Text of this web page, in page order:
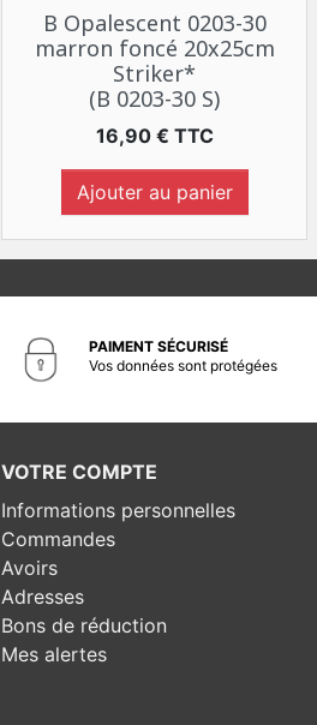
Aperçu rapide
B Opalescent 0203-30
marron foncé 20x25cm
Striker*
(B 0203-30 S)
Prix
16,90 € TTC
Ajouter au panier
PAIMENT SÉCURISÉ
Vos données sont protégées
VOTRE COMPTE
Informations personnelles
Commandes
Avoirs
Adresses
Bons de réduction
Mes alertes